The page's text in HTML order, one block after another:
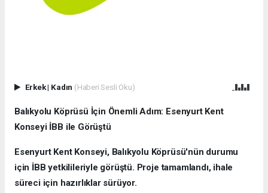
Erkek| Kadın (Haberi Sesli Oku)
Balıkyolu Köprüsü İçin Önemli Adım: Esenyurt Kent
Konseyi İBB ile Görüştü
Esenyurt Kent Konseyi, Balıkyolu Köprüsü'nün durumu
için İBB yetkilileriyle görüştü. Proje tamamlandı, ihale
süreci için hazırlıklar sürüyor.